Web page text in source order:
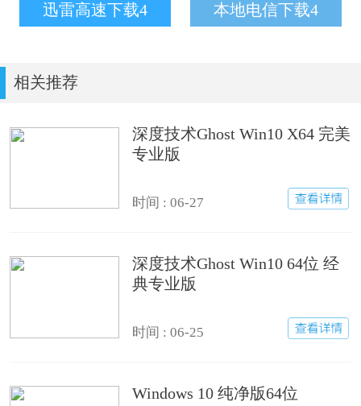
迅雷高速下载4 本地电信下载4
相关推荐
深度技术Ghost Win10 X64 完美
专业版
时间 : 06-27
深度技术Ghost Win10 64位 经
典专业版
时间 : 06-25
Windows 10 纯净版64位